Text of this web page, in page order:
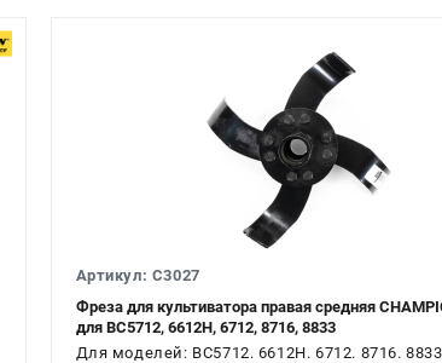
Артикул: C3027
Фреза для культиватора правая средняя
для ВС5712, 6612H, 6712, 8716, 8833
Для моделей: ВС5712. 6612H. 6712. 8716. 8833